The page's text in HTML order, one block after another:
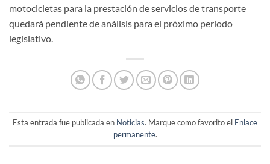
motocicletas para la prestación de servicios de transporte
quedará pendiente de análisis para el próximo periodo
legislativo.
Esta entrada fue publicada en Noticias. Marque como favorito el Enlace
permanente.